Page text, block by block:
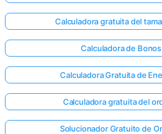
Calculadora gratuita del
Calculadora de
Calculadora Gratuita de
Calculadora gratuita del
Solucionador Gratuito de